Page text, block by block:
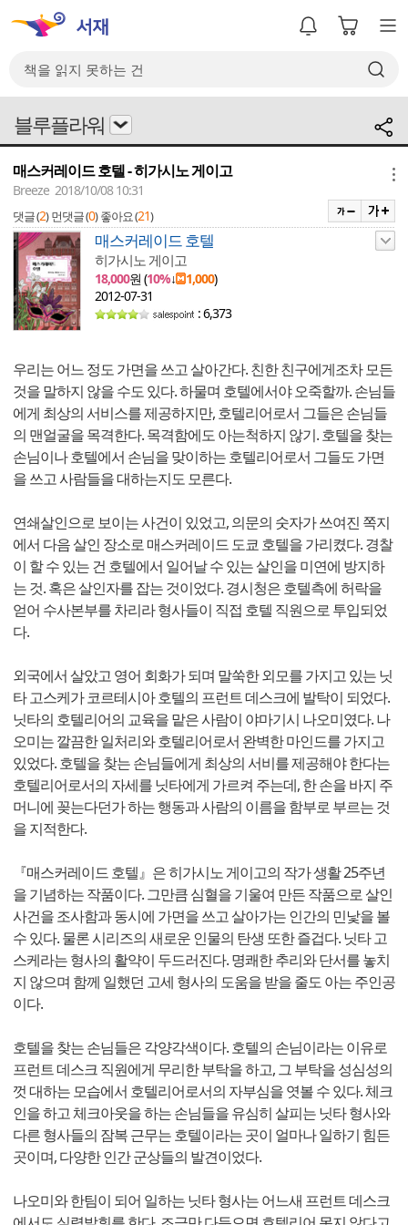
블루플라워
매스커레이드 호텔 - 히가시노 게이고
Breeze 2018/10/08 10:31
댓글 (2) 먼댓글 (0) 좋아요 (21)
매스커레이드 호텔
히가시노 게이고
18,000원 (10%↓ 1,000)
2012-07-31
: 6,373
우리는 어느 정도 가면을 쓰고 살아간다. 친한 친구에게조차 모든
것을 말하지 않을 수도 있다. 하물며 호텔에서야 오죽할까. 손님들
에게 최상의 서비스를 제공하지만, 호텔리어로서 그들은 손님들
의 맨얼굴을 목격한다. 목격함에도 아는척하지 않기. 호텔을 찾는
손님이나 호텔에서 손님을 맞이하는 호텔리어로서 그들도 가면
을 쓰고 사람들을 대하는지도 모른다.
연쇄살인으로 보이는 사건이 있었고, 의문의 숫자가 쓰여진 쪽지
에서 다음 살인 장소로 매스커레이드 도쿄 호텔을 가리켰다. 경찰
이 할 수 있는 건 호텔에서 일어날 수 있는 살인을 미연에 방지하
는 것. 혹은 살인자를 잡는 것이었다. 경시청은 호텔측에 허락을
얻어 수사본부를 차리라 형사들이 직접 호텔 직원으로 투입되었
다.
외국에서 살았고 영어 회화가 되며 말쑥한 외모를 가지고 있는 닛
타 고스케가 코르테시아 호텔의 프런트 데스크에 발탁이 되었다.
닛타의 호텔리어의 교육을 맡은 사람이 야마기시 나오미였다. 나
오미는 깔끔한 일처리와 호텔리어로서 완벽한 마인드를 가지고
있었다. 호텔을 찾는 손님들에게 최상의 서비를 제공해야 한다는
호텔리어로서의 자세를 닛타에게 가르켜 주는데, 한 손을 바지 주
머니에 꽂는다던가 하는 행동과 사람의 이름을 함부로 부르는 것
을 지적한다.
『매스커레이드 호텔』은 히가시노 게이고의 작가 생활 25주년
을 기념하는 작품이다. 그만큼 심혈을 기울여 만든 작품으로 살인
사건을 조사함과 동시에 가면을 쓰고 살아가는 인간의 민낯을 볼
수 있다. 물론 시리즈의 새로운 인물의 탄생 또한 즐겁다. 닛타 고
스케라는 형사의 활약이 두드러진다. 명쾌한 추리와 단서를 놓치
지 않으며 함께 일했던 고세 형사의 도움을 받을 줄도 아는 주인공
이다.
호텔을 찾는 손님들은 각양각색이다. 호텔의 손님이라는 이유로
프런트 데스크 직원에게 무리한 부탁을 하고, 그 부탁을 성심성의
껏 대하는 모습에서 호텔리어로서의 자부심을 엿볼 수 있다. 체크
인을 하고 체크아웃을 하는 손님들을 유심히 살피는 닛타 형사와
다른 형사들의 잠복 근무는 호텔이라는 곳이 얼마나 일하기 힘든
곳이며, 다양한 인간 군상들의 발견이었다.
나오미와 한팀이 되어 일하는 닛타 형사는 어느새 프런트 데스크